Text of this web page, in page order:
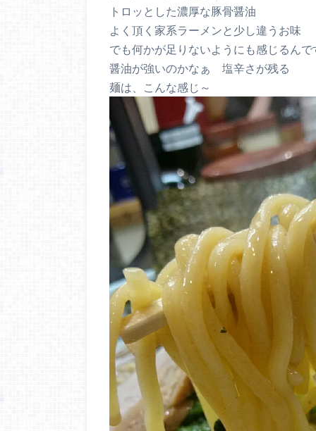
トロッとした濃厚な豚骨醤油
よく頂く家系ラーメンと少し違うお味
でも何かが足りないようにも感じるんで
醤油が強いのかなぁ 塩辛さが残る
麺は、こんな感じ～